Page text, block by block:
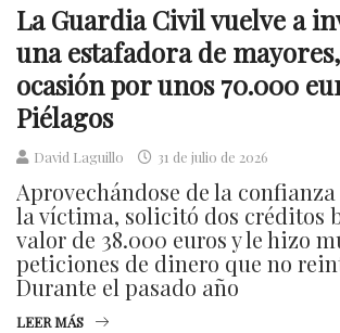
La Guardia Civil vuelve a
una estafadora de
ocasión por unos 70.000
Piélagos
David Laguillo 31 de julio de 2026
Aprovechándose de la
la víctima, solicitó dos créditos
valor de 38.000 euros y le hizo
peticiones de dinero que no
Durante el pasado año
LEER MÁS